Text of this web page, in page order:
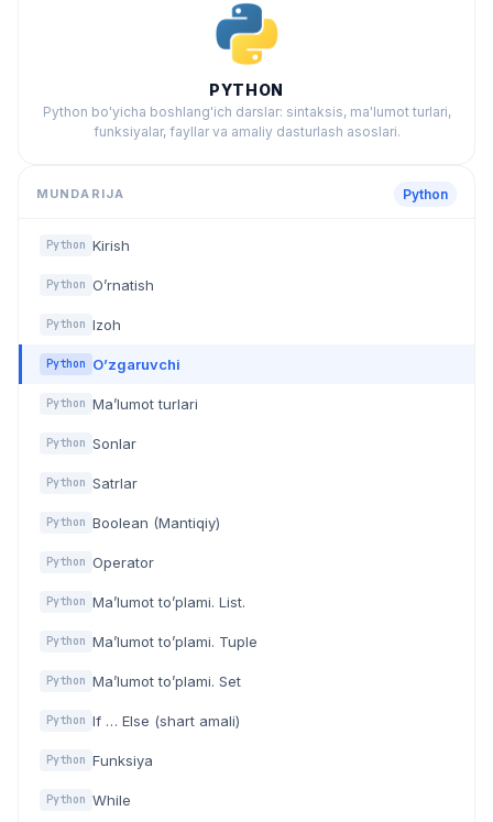
PYTHON
Python bo'yicha boshlang'ich darslar: sintaksis, ma'lumot turlari,
funksiyalar, fayllar va amaliy dasturlash asoslari.
MUNDARIJA Python
Python Kirish
Python O’rnatish
Python Izoh
Python O’zgaruvchi
Python Ma’lumot turlari
Python Sonlar
Python Satrlar
Python Boolean (Mantiqiy)
Python Operator
Python Ma’lumot to’plami. List.
Python Ma’lumot to’plami. Tuple
Python Ma’lumot to’plami. Set
Python If … Else (shart amali)
Python Funksiya
Python While